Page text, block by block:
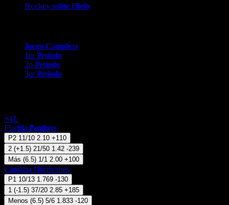
Hockey sobre Hielo
Juego Completo
1er Periodo
2o Periodo
3er Periodo
+41
Florida Panthers
P2 11/10 2.10 +110
2 (+1.5) 21/50 1.42 -239
Más (6.5) 1/1 2.00 +100
Carolina Hurricanes
P1 10/13 1.769 -130
1 (-1.5) 37/20 2.85 +185
Menos (6.5) 5/6 1.833 -120